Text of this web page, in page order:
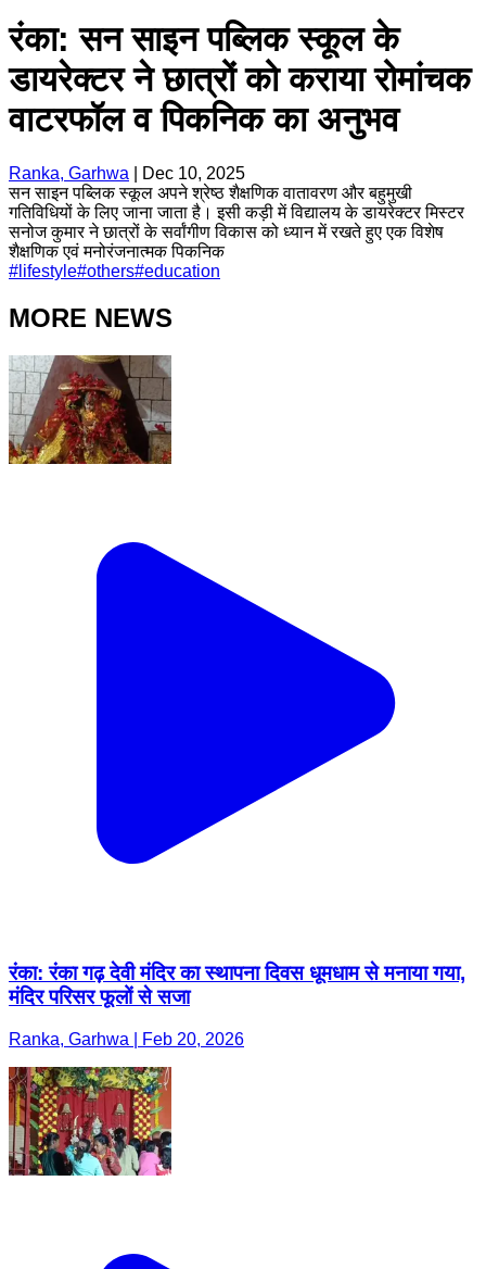
रंका: सन साइन पब्लिक स्कूल के
डायरेक्टर ने छात्रों को कराया रोमांचक
वाटरफॉल व पिकनिक का अनुभव
Ranka, Garhwa
Dec 10, 2025
सन साइन पब्लिक स्कूल अपने श्रेष्ठ शैक्षणिक वातावरण और बहुमुखी
गतिविधियों के लिए जाना जाता है। इसी कड़ी में विद्यालय के डायरेक्टर मिस्टर
सनोज कुमार ने छात्रों के सर्वांगीण विकास को ध्यान में रखते हुए एक विशेष
शैक्षणिक एवं मनोरंजनात्मक पिकनिक
# lifestyle#others#education
MORE NEWS
रंका: रंका गढ़ देवी मंदिर का स्थापना दिवस धूमधाम से मनाया गया,
मंदिर परिसर फूलों से सजा
Ranka, Garhwa | Feb 20, 2026